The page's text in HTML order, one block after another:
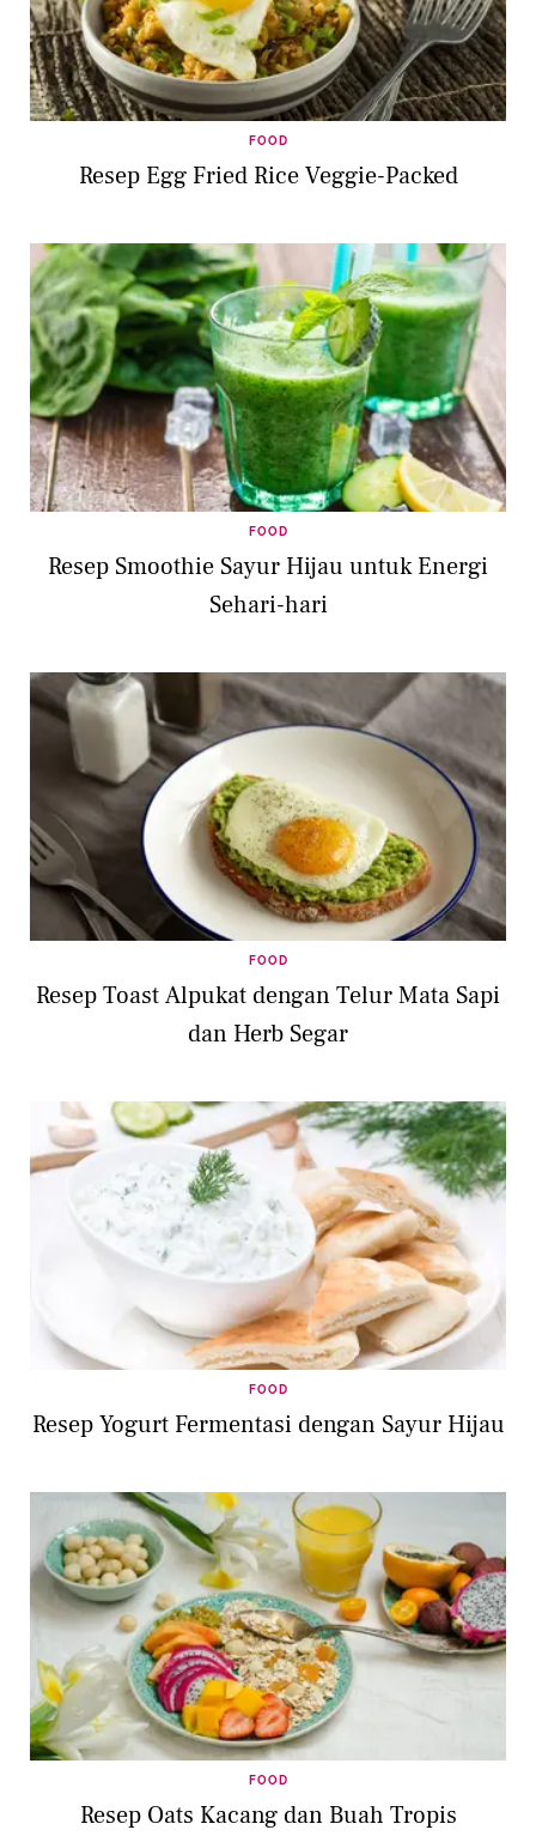
FOOD
Resep Egg Fried Rice Veggie-Packed
FOOD
Resep Smoothie Sayur Hijau untuk Energi
Sehari-hari
FOOD
Resep Toast Alpukat dengan Telur Mata Sapi
dan Herb Segar
FOOD
Resep Yogurt Fermentasi dengan Sayur Hijau
FOOD
Resep Oats Kacang dan Buah Tropis